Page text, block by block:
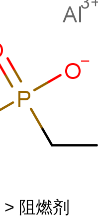
> 阻燃剂